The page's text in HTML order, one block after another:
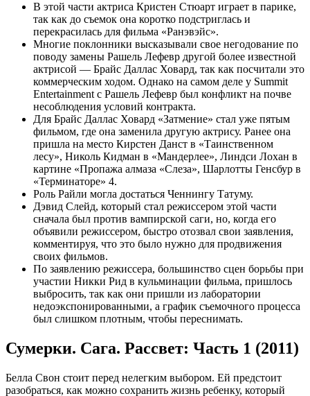
В этой части актриса Кристен Стюарт играет в парике,
так как до съемок она коротко подстриглась и
перекрасилась для фильма «Ранэвэйс».
Многие поклонники высказывали свое негодование по
поводу замены Рашель Лефевр другой более известной
актрисой — Брайс Даллас Ховард, так как посчитали это
коммерческим ходом. Однако на самом деле у Summit
Entertainment с Рашель Лефевр был конфликт на почве
несоблюдения условий контракта.
Для Брайс Даллас Ховард «Затмение» стал уже пятым
фильмом, где она заменила другую актрису. Ранее она
пришла на место Кирстен Данст в «Таинственном
лесу», Николь Кидман в «Мандерлее», Линдси Лохан в
картине «Пропажа алмаза «Слеза», Шарлотты Генсбур в
«Терминаторе» 4.
Роль Райли могла достаться Ченнингу Татуму.
Дэвид Слейд, который стал режиссером этой части
сначала был против вампирской саги, но, когда его
объявили режиссером, быстро отозвал свои заявления,
комментируя, что это было нужно для продвижения
своих фильмов.
По заявлению режиссера, большинство сцен борьбы при
участии Никки Рид в кульминации фильма, пришлось
выбросить, так как они пришли из лаборатории
недоэкспонированными, а график съемочного процесса
был слишком плотным, чтобы переснимать.
Сумерки. Сага. Рассвет: Часть 1 (2011)
Белла Свон стоит перед нелегким выбором. Ей предстоит
разобраться, как можно сохранить жизнь ребенку, который